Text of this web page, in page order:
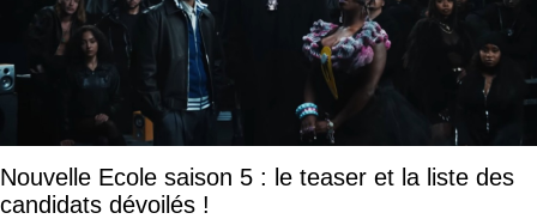
Nouvelle Ecole saison 5 : le teaser et la liste des
candidats dévoilés !